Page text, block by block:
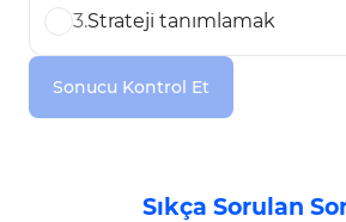
3.Strateji tanımlamak
Sonucu Kontrol Et
Sıkça Sorulan